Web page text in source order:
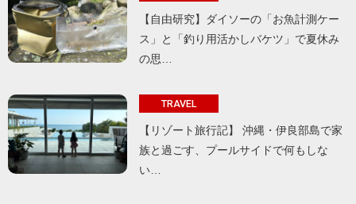
【自由研究】ダイソーの「お魚計測ケー
ス」と「釣り用活かしバケツ」で夏休み
の思…
TRAVEL
【リゾート旅行記】 沖縄・伊良部島で家
族と過ごす、プールサイドで何もしな
い…